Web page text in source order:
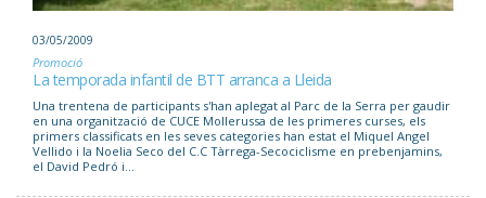
03/05/2009
Promoció
La temporada infantil de BTT arranca a Lleida
Una trentena de participants s'han aplegat al Parc de la Serra per gaudir
en una organització de CUCE Mollerussa de les primeres curses, els
primers classificats en les seves categories han estat el Miquel Angel
Vellido i la Noelia Seco del C.C Tàrrega-Secociclisme en prebenjamins,
el David Pedró i...